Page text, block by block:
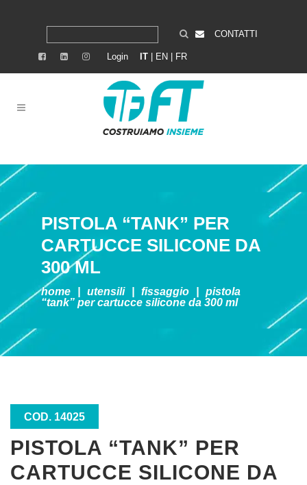
CONTATTI
Login IT EN FR
PISTOLA “TANK” PER
CARTUCCE SILICONE DA
300 ML
home utensili fissaggio
pistola
“tank” per cartucce silicone da 300 ml
COD. 14025
PISTOLA “TANK” PER
CARTUCCE SILICONE DA